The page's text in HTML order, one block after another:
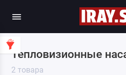
Тепловизионные
2 товара